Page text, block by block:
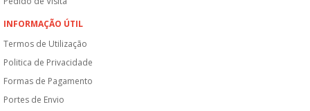
INFORMAÇÃO ÚTIL
Termos de Utilização
Politica de Privacidade
Formas de Pagamento
Portes de Envio